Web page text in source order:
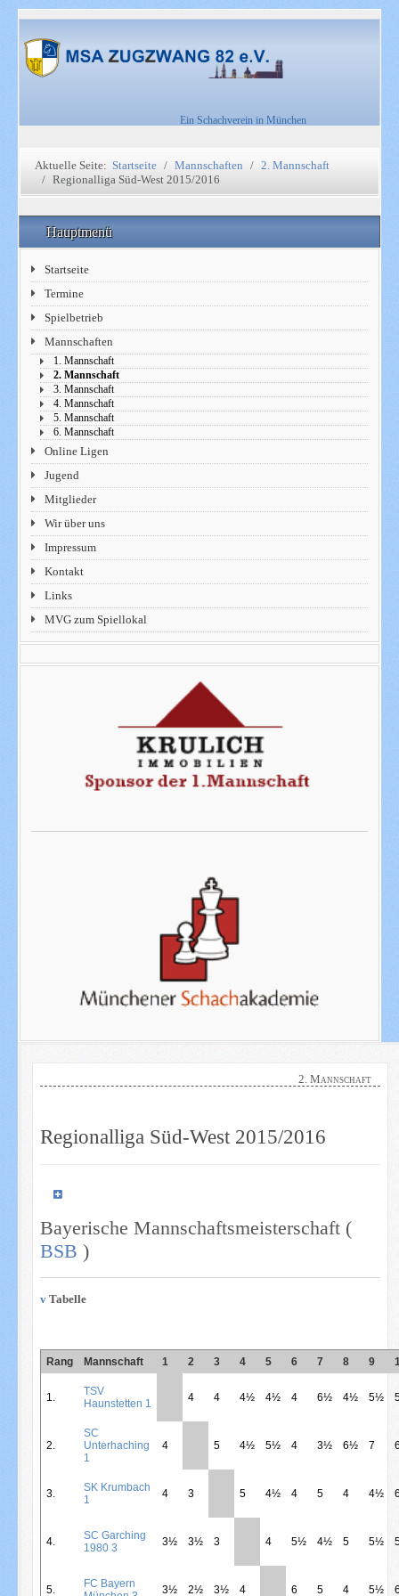
Ein Schachverein in München
Aktuelle Seite: Startseite Mannschaften
2. Mannschaft
Regionalliga Süd-West 2015/2016
Hauptmenü
Startseite
Termine
Spielbetrieb
Mannschaften
1. Mannschaft
2. Mannschaft
3. Mannschaft
4. Mannschaft
5. Mannschaft
6. Mannschaft
Online Ligen
Jugend
Mitglieder
Wir über uns
Impressum
Kontakt
Links
MVG zum Spiellokal
2. Mannschaft
Regionalliga Süd-West 2015/2016
Bayerische Mannschaftsmeisterschaft (
BSB)
vTabelle
Rang Mannschaft 1 2 3 4 5 6 7 8 9
1.
TSV
Haunstetten 1
4 4 4½ 4½ 4 6½ 4½ 5½
2.
SC
Unterhaching
1
4 5 4½ 5½ 4 3½ 6½ 7
3.
SK Krumbach
1
4 3 5 4½ 4 5 4 4½
4.
SC Garching
1980 3
3½ 3½ 3 4 5½ 4½ 5 5½
5.
FC Bayern
3½ 2½ 3½ 4 6 5 4 5½